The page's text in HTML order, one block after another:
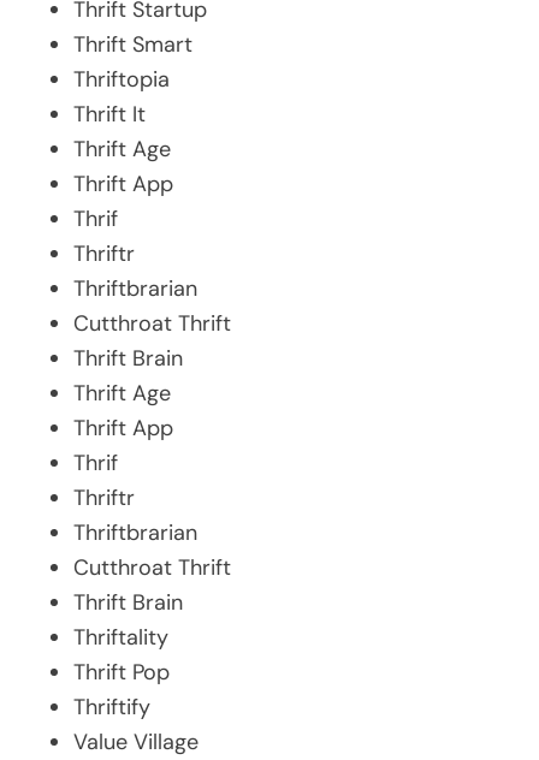
Thrift Startup
Thrift Smart
Thriftopia
Thrift It
Thrift Age
Thrift App
Thrif
Thriftr
Thriftbrarian
Cutthroat Thrift
Thrift Brain
Thrift Age
Thrift App
Thrif
Thriftr
Thriftbrarian
Cutthroat Thrift
Thrift Brain
Thriftality
Thrift Pop
Thriftify
Value Village